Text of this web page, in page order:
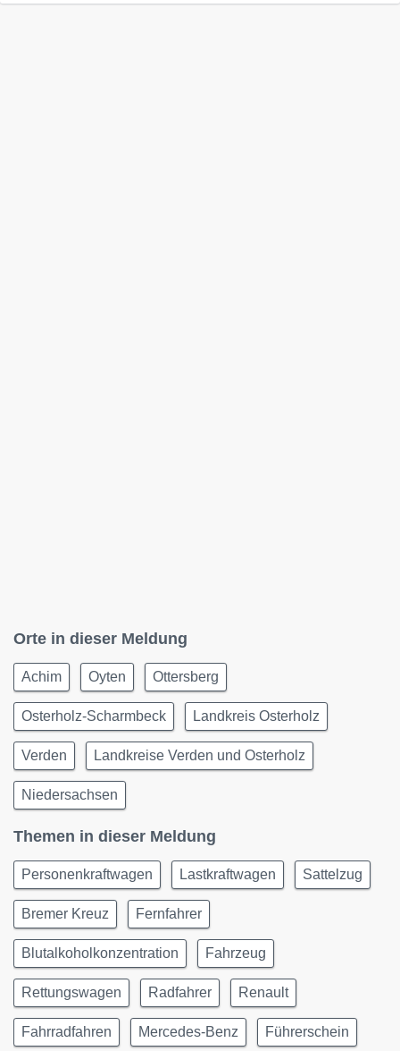
Orte in dieser Meldung
Achim Oyten Ottersberg
Osterholz-Scharmbeck Landkreis Osterholz
Verden Landkreise Verden und Osterholz
Niedersachsen
Themen in dieser Meldung
Personenkraftwagen Lastkraftwagen Sattelzug
Bremer Kreuz Fernfahrer
Blutalkoholkonzentration Fahrzeug
Rettungswagen Radfahrer Renault
Fahrradfahren Mercedes-Benz Führerschein